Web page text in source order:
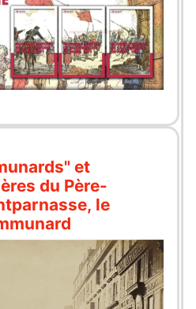
et
du Père-
le